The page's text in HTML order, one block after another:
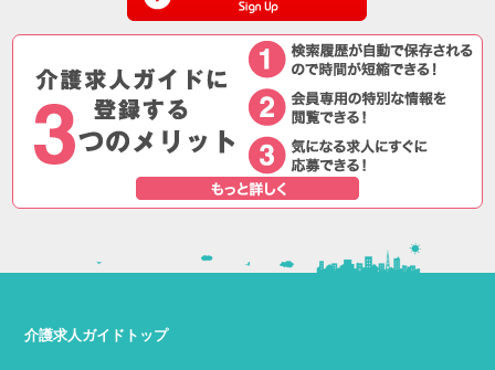
介護求人ガイドトップ